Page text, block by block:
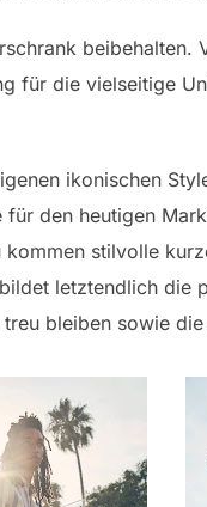
beibehalten.
für die vielseitige
ikonischen
den heutigen
stilvolle
letztendlich die
bleiben sowie